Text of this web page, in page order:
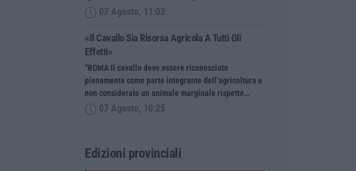
07 Agosto, 11:03
«Il Cavallo Sia Risorsa Agricola A Tutti Gli
Effetti»
“ROMA Il cavallo deve essere riconosciuto
pienamente come parte integrante dell’agricoltura e
non considerato un animale marginale rispetto…
07 Agosto, 10:25
Edizioni provinciali